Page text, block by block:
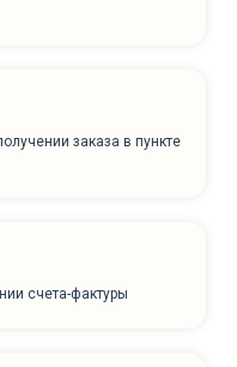
заказа в пункте
счета-фактуры